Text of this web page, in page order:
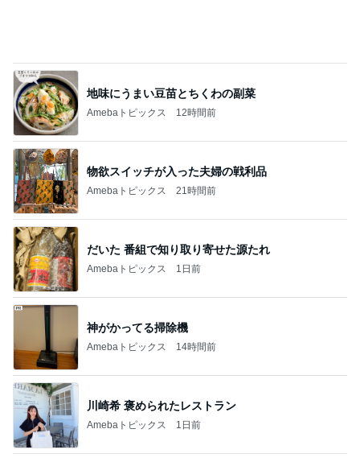
物欲スイッチが入った夫婦の戦利品
Amebaトピックス 21時間前
だいた 番組で知り取り寄せた源たれ
Amebaトピックス 1日前
神がかってる掃除機
Amebaトピックス 14時間前
川崎希 褒められたレストラン
Amebaトピックス 1日前